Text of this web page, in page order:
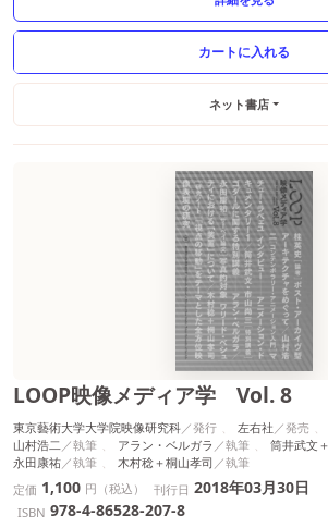
ネット書店
LOOP映像メディア学 Vol. 8
東京藝術大学大学院映像研究科 左右社
山村浩二
アラン・ベルガラ
筒井武文
永田康祐
木村稔＋桐山孝司
定価 1,100 円（税込） 刊行日 2018年03月30日
ISBN 978-4-86528-207-8